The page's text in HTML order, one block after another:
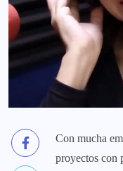
Con mucha
proyectos con